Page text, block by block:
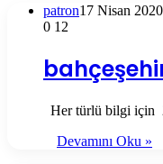
patron17 Nisan 2020
0 12
Her türlü bilgi için
Devamını Oku »